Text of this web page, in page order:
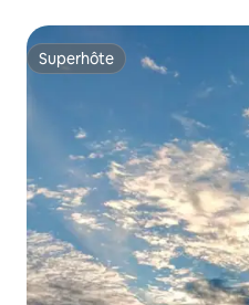
Superhôte
Superhôte